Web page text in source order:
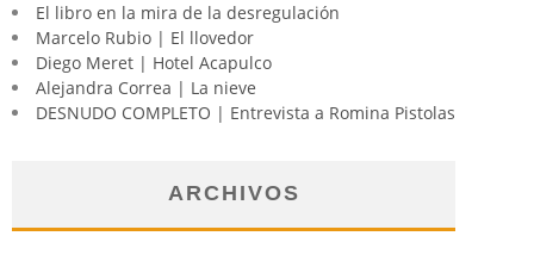
El libro en la mira de la desregulación
Marcelo Rubio | El llovedor
Diego Meret | Hotel Acapulco
Alejandra Correa | La nieve
DESNUDO COMPLETO | Entrevista a Romina Pistolas
ARCHIVOS